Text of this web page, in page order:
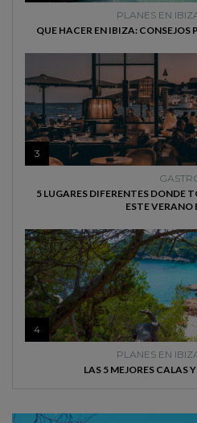
PLANES EN
QUE HACER EN IBIZA:
3
5 LUGARES DIFERENTES DONDE
ESTE VERANO
4
PLANES EN
LAS 5 MEJORES CALAS